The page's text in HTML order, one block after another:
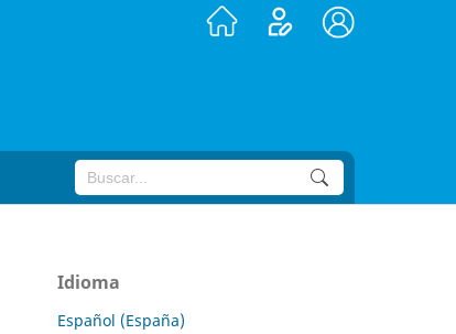
Idioma
Español (España)